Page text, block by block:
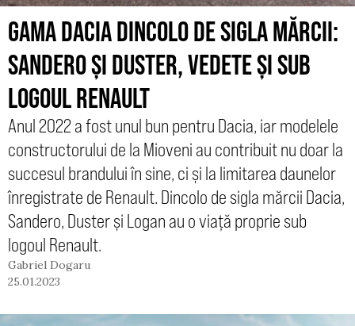
GAMA DACIA DINCOLO DE SIGLA MĂRCII:
SANDERO ȘI DUSTER, VEDETE ȘI SUB
LOGOUL RENAULT
Anul 2022 a fost unul bun pentru Dacia, iar modelele
constructorului de la Mioveni au contribuit nu doar la
succesul brandului în sine, ci și la limitarea daunelor
înregistrate de Renault. Dincolo de sigla mărcii Dacia,
Sandero, Duster și Logan au o viață proprie sub
logoul Renault.
Gabriel Dogaru
25.01.2023